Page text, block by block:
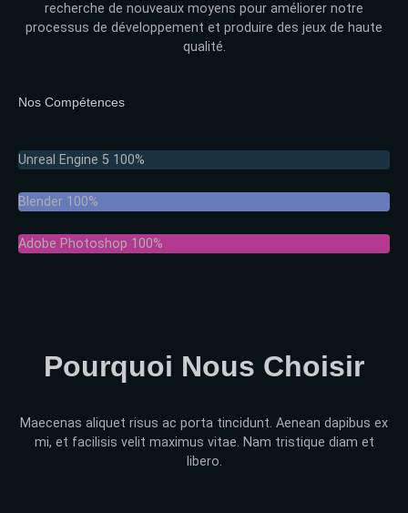
recherche de nouveaux moyens pour améliorer notre
processus de développement et produire des jeux de haute
qualité.
Nos Compétences
Unreal Engine 5 100%
Blender 100%
Adobe Photoshop 100%
Pourquoi Nous Choisir
Maecenas aliquet risus ac porta tincidunt. Aenean dapibus ex
mi, et facilisis velit maximus vitae. Nam tristique diam et
libero.